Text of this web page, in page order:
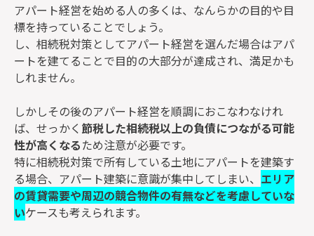
アパート経営を始める人の多くは、なんらかの目的や目
標を持っていることでしょう。
し、相続税対策としてアパート経営を選んだ場合はアパ
ートを建てることで目的の大部分が達成され、満足かも
しれません。
しかしその後のアパート経営を順調におこなわなけれ
ば、せっかく 節税した相続税以上の負債につながる可能
性が高くなるため注意が必要です。
特に相続税対策で所有している土地にアパートを建築す
る場合、アパート建築に意識が集中してしまい、 エリア
の賃貸需要や周辺の競合物件の有無などを考慮していな
いケースも考えられます。